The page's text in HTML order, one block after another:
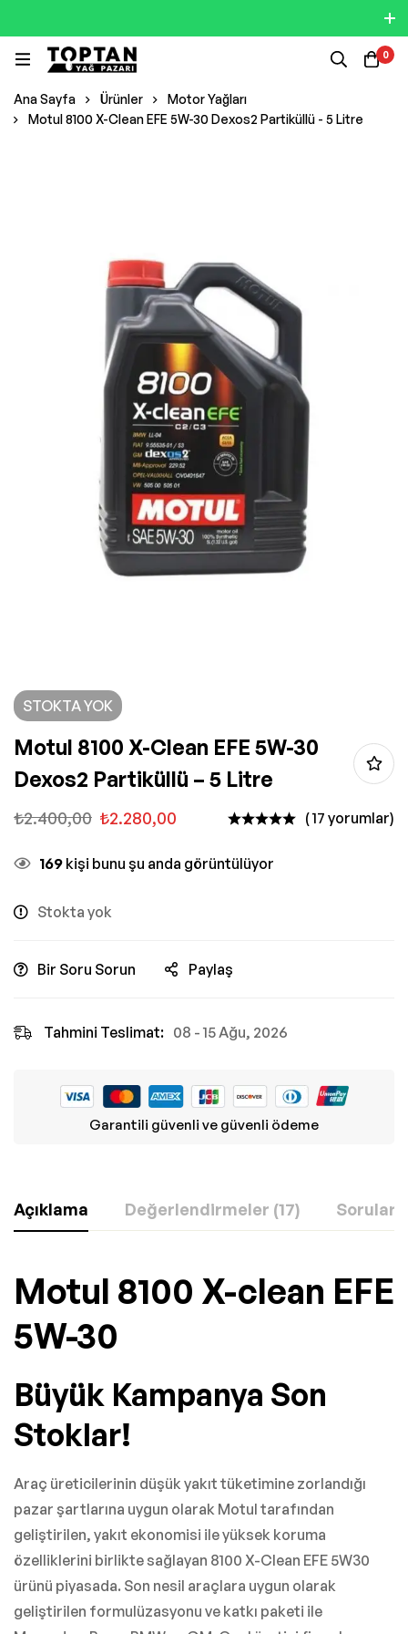
0
Ana Sayfa Ürünler
Motor Yağları
Motul 8100 X-Clean EFE 5W-30 Dexos2 Partiküllü - 5 Litre
STOKTA YOK
Motul 8100 X-Clean EFE 5W-30
Dexos2 Partiküllü – 5 Litre
₺2.400,00 ₺2.280,00 ( 17 yorumlar)
169 kişi bunu şu anda görüntülüyor
Stokta yok
Bir Soru Sorun Paylaş
Tahmini Teslimat: 08 - 15 Ağu, 2026
Garantili güvenli ve güvenli ödeme
Açıklama Değerlendirmeler (17) Sorular
Motul 8100 X-clean EFE
5W-30
Büyük Kampanya Son
Stoklar!
Araç üreticilerinin düşük yakıt tüketimine zorlandığı
pazar şartlarına uygun olarak Motul tarafından
geliştirilen, yakıt ekonomisi ile yüksek koruma
özelliklerini birlikte sağlayan 8100 X-Clean EFE 5W30
ürünü piyasada. Son nesil araçlara uygun olarak
geliştirilen formulüzasyonu ve katkı paketi ile